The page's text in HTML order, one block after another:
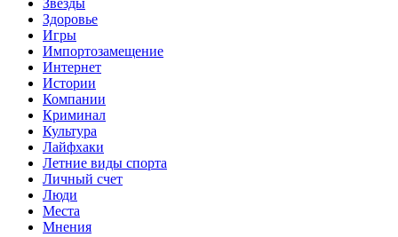
Здоровье
Игры
Импортозамещение
Интернет
Истории
Компании
Криминал
Культура
Лайфхаки
Летние виды спорта
Личный счет
Люди
Места
Мнения